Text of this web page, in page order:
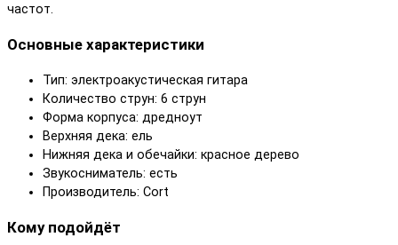
частот.
Основные характеристики
Тип: электроакустическая гитара
Количество струн: 6 струн
Форма корпуса: дредноут
Верхняя дека: ель
Нижняя дека и обечайки: красное дерево
Звукосниматель: есть
Производитель: Cort
Кому подойдёт